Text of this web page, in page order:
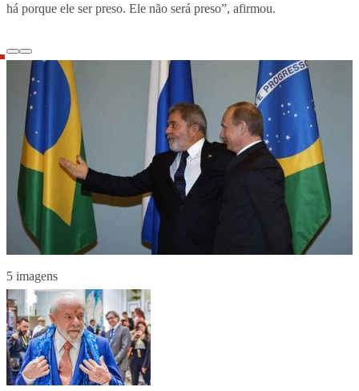
há porque ele ser preso. Ele não será preso”, afirmou.
5 imagens